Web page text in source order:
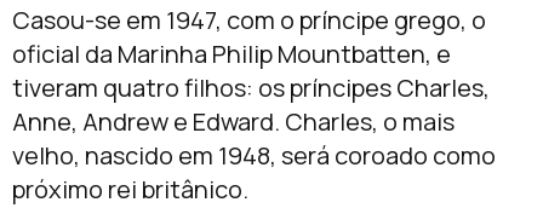
Casou-se em 1947, com o príncipe grego, o
oficial da Marinha Philip Mountbatten, e
tiveram quatro filhos: os príncipes Charles,
Anne, Andrew e Edward. Charles, o mais
velho, nascido em 1948, será coroado como
próximo rei britânico.